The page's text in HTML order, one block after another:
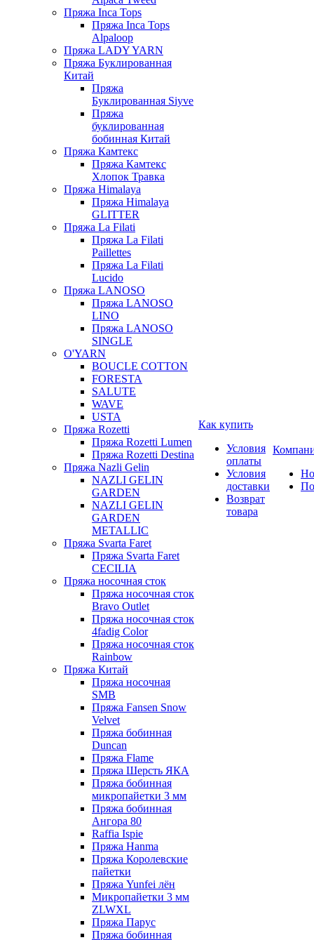
Пряжа Inca Tops
Пряжа Inca Tops
Alpaloop
Пряжа LADY YARN
Пряжа Буклированная
Китай
Пряжа
Буклированная Siyve
Пряжа
буклированная
бобинная Китай
Пряжа Камтекс
Пряжа Камтекс
Хлопок Травка
Пряжа Himalaya
Пряжа Himalaya
GLITTER
Пряжа La Filati
Пряжа La Filati
Paillettes
Пряжа La Filati
Lucido
Пряжа LANOSO
Пряжа LANOSO
LINO
Пряжа LANOSO
SINGLE
O'YARN
BOUCLE COTTON
FORESTA
SALUTE
WAVE
USTA
Пряжа Rozetti
Пряжа Rozetti Lumen
Пряжа Rozetti Destina
Пряжа Nazli Gelin
NAZLI GELIN
GARDEN
NAZLI GELIN
GARDEN
METALLIC
Пряжа Svarta Faret
Пряжа Svarta Faret
CECILIA
Пряжа носочная сток
Пряжа носочная сток
Bravo Outlet
Пряжа носочная сток
4fadig Color
Пряжа носочная сток
Rainbow
Пряжа Китай
Пряжа носочная
SMB
Пряжа Fansen Snow
Velvet
Пряжа бобинная
Duncan
Пряжа Flame
Пряжа Шерсть ЯКА
Пряжа бобинная
микропайетки 3 мм
Пряжа бобинная
Ангора 80
Raffia Ispie
Пряжа Hanma
Пряжа Королевские
пайетки
Пряжа Yunfei лён
Микропайетки 3 мм
ZLWXL
Пряжа Парус
Пряжа бобинная
Как купить
Условия
оплаты
Условия
доставки
Возврат
товара